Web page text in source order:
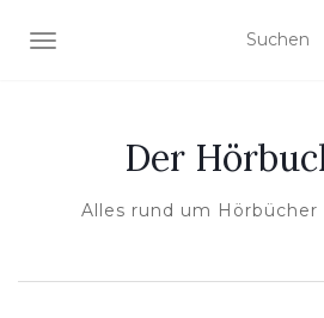
NAVIGATION UMSCHALTEN
Der
Alles rund um Hörbücher